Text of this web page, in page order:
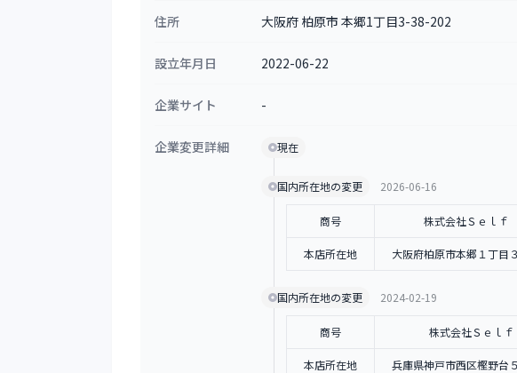
住所 大阪府 柏原市 本郷1丁目3-38-202
設立年月日 2022-06-22
企業サイト -
企業変更詳細 現在
国内所在地の変更 2026-06-16
商号 株式会社Ｓｅｌｆ
本店所在地 大阪府柏原市本郷１丁目
国内所在地の変更 2024-02-19
商号 株式会社Ｓｅｌ
本店所在地 兵庫県神戸市西区樫野台